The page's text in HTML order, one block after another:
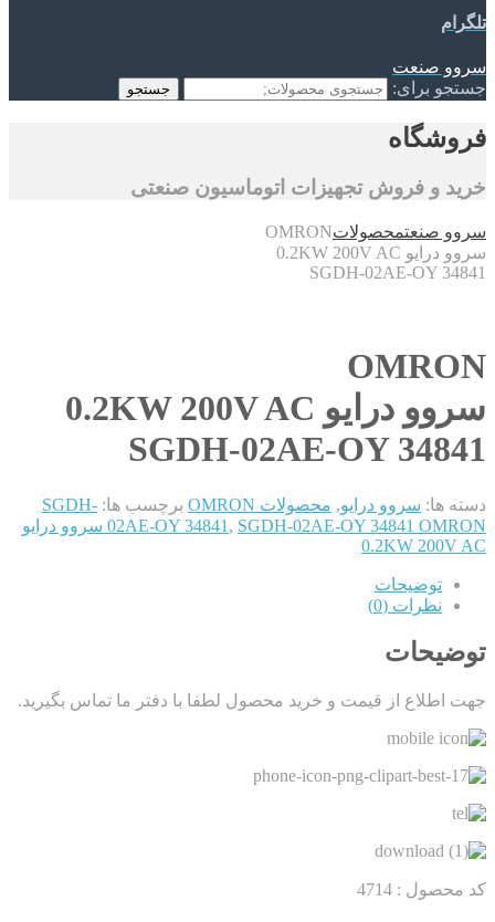
تلگرام
سروو صنعت
جستجو برای:
جستجو
فروشگاه
خرید و فروش تجهیزات اتوماسیون صنعتی
سروو صنعتمحصولاتOMRON
سروو درایو 0.2KW 200V AC
SGDH-02AE-OY 34841
OMRON
سروو درایو 0.2KW 200V AC
SGDH-02AE-OY 34841
دسته ها: سروو درایو, محصولات OMRON برچسب ها: SGDH-
02AE-OY 34841 ,
SGDH-02AE-OY 34841 OMRON سروو درایو
0.2KW 200V AC
توضیحات
نظرات (0)
توضیحات
جهت اطلاع از قیمت و خرید محصول لطفا با دفتر ما تماس بگیرید.
کد محصول : 4714